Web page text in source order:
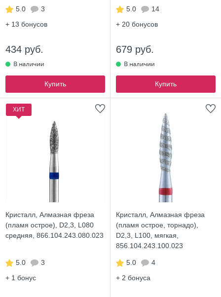
5.0
3
+ 13 бонусов
434 руб.
Купить
5.0
14
+ 20 бонусов
679 руб.
Купить
ХИТ
Кристалл, Алмазная фреза
(пламя острое), D2,3, L080
средняя, 866.104.243.080.023
5.0
3
+ 1 бонус
Кристалл, Алмазная фреза
(пламя острое, торнадо),
D2,3, L100, мягкая,
856.104.243.100.023
5.0
4
+ 2 бонуса